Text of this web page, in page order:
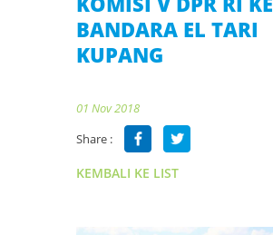
BANDARA EL TARI
KUPANG
01 Nov 2018
Share :
KEMBALI KE LIST